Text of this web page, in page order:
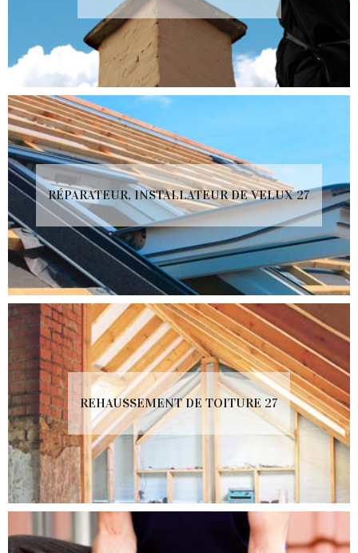
RÉPARATEUR, INSTALLATEUR DE VELUX 27
REHAUSSEMENT DE TOITURE 27